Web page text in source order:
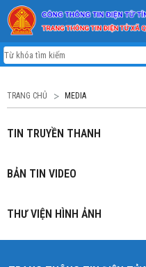
TRANG CHỦ MEDIA
TIN TRUYỀN THANH
BẢN TIN VIDEO
THƯ VIỆN HÌNH ẢNH